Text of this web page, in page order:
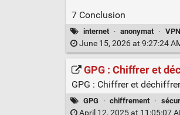
7 Conclusion
internet · anonymat · VPN
June 15, 2026 at 9:27:24
GPG : Chiffrer et
GPG : Chiffrer et
GPG · chiffrement ·
April 12, 2025 at 11:05:07